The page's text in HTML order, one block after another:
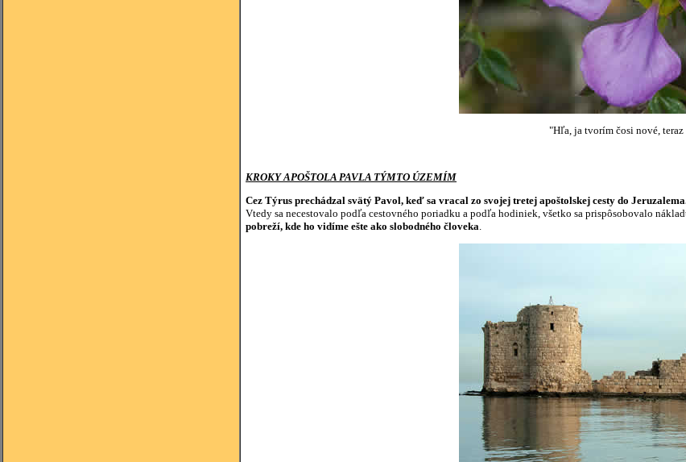
"Hľa, ja tvorím čosi nové,
KROKY APOŠTOLA PAVLA TÝMTO ÚZEMÍM
Cez Týrus prechádzal svätý Pavol, keď sa vracal zo svojej tretej apoštolskej cesty do
Vtedy sa necestovalo podľa cestovného poriadku a podľa hodiniek, všetko sa prispôsobovalo
pobreží, kde ho vidíme ešte ako slobodného človeka.